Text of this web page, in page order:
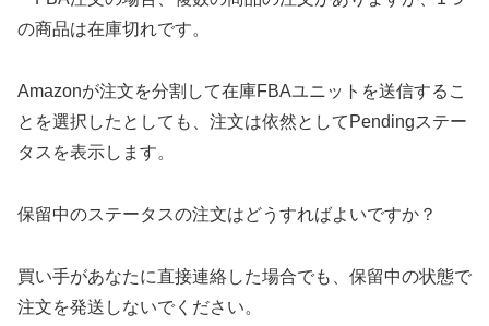
の商品は在庫切れです。
Amazonが注文を分割して在庫FBAユニットを送信するこ
とを選択したとしても、注文は依然としてPendingステー
タスを表示します。
保留中のステータスの注文はどうすればよいですか？
買い手があなたに直接連絡した場合でも、保留中の状態で
注文を発送しないでください。